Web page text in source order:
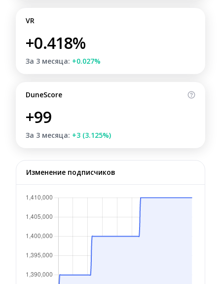
VR
+0.418%
За 3 месяца: +0.027%
DuneScore
+99
За 3 месяца: +3 (3.125%)
Изменение подписчиков